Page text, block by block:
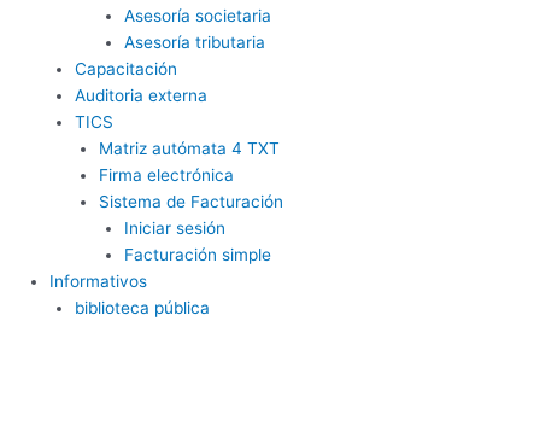
Asesoría societaria
Asesoría tributaria
Capacitación
Auditoria externa
TICS
Matriz autómata 4 TXT
Firma electrónica
Sistema de Facturación
Iniciar sesión
Facturación simple
Informativos
biblioteca pública